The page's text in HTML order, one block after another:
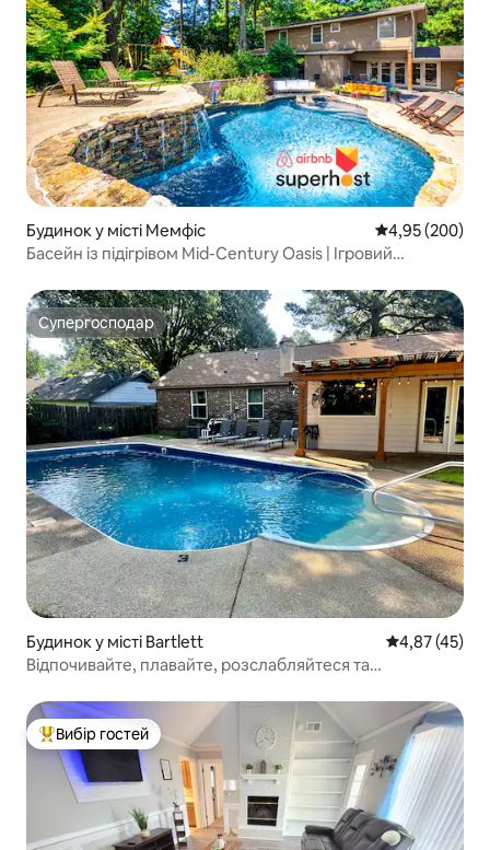
Будинок у місті Мемфіс Середня
4,95 (200)
Басейн із підігрівом Mid-Century Oasis | Ігровий
Супергосподар
Супергосподар
Будинок у місті Bartlett Середня
4,87 (45)
Відпочивайте, плавайте, розслабляйтеся та
Топ вибір гостей
Вибір гостей